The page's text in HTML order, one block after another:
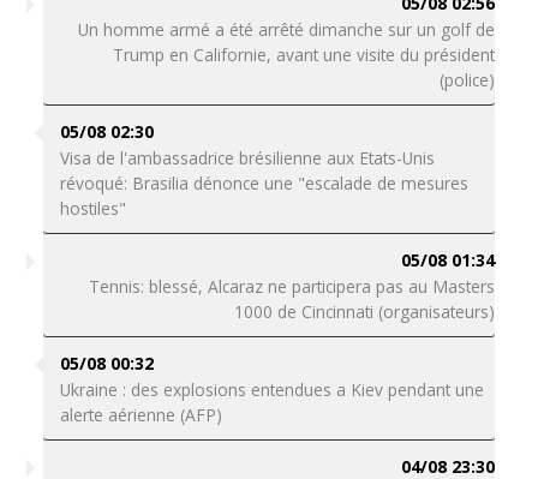
Un homme armé a été arrêté dimanche sur un golf de
Trump en Californie, avant une visite du président
(police)
05/08 02:30
Visa de l'ambassadrice brésilienne aux Etats-Unis
révoqué: Brasilia dénonce une "escalade de mesures
hostiles"
05/08 01:34
Tennis: blessé, Alcaraz ne participera pas au Masters
1000 de Cincinnati (organisateurs)
05/08 00:32
Ukraine : des explosions entendues a Kiev pendant une
alerte aérienne (AFP)
04/08 23:30